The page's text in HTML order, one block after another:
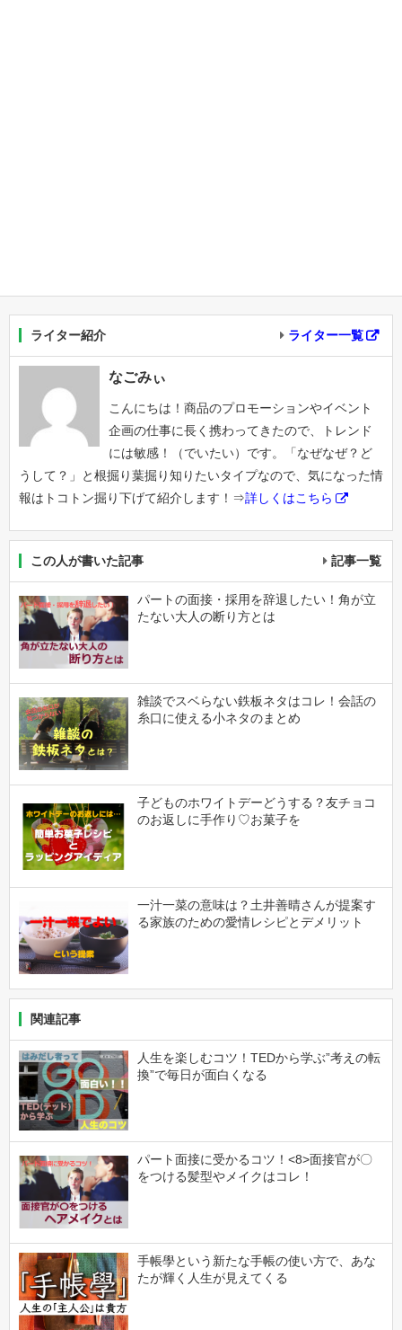
ライター紹介 ライター一覧
なごみぃ
こんにちは！商品のプロモーションやイベント
企画の仕事に長く携わってきたので、トレンド
には敏感！（でいたい）です。「なぜなぜ？ど
うして？」と根掘り葉掘り知りたいタイプなので、気になった情
報はトコトン掘り下げて紹介します！⇒詳しくはこちら
この人が書いた記事 記事一覧
パートの面接・採用を辞退したい！角が立
たない大人の断り方とは
雑談でスベらない鉄板ネタはコレ！会話の
糸口に使える小ネタのまとめ
子どものホワイトデーどうする？友チョコ
のお返しに手作り♡お菓子を
一汁一菜の意味は？土井善晴さんが提案す
る家族のための愛情レシピとデメリット
関連記事
人生を楽しむコツ！TEDから学ぶ”考えの転
換”で毎日が面白くなる
パート面接に受かるコツ！<8>面接官が〇
をつける髪型やメイクはコレ！
手帳學という新たな手帳の使い方で、あな
たが輝く人生が見えてくる